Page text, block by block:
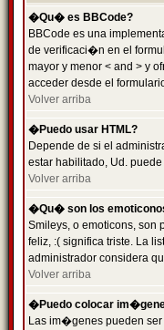
�Qu� es BBCode?
BBCode es una
de verificaci�n en el
mayor y menor < and > y
acceder desde el
Volver arriba
�Puedo usar HTML?
Depende de si el
estar habilitado, Ud.
Volver arriba
�Qu� son los
Smileys, o emoticons,
feliz, :( significa triste. La
administrador considera
Volver arriba
�Puedo colocar
Las im�genes pueden